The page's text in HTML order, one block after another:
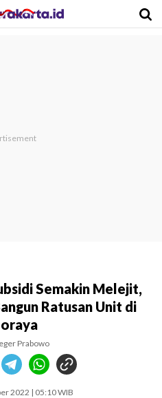
Semakin Melejit,
Ratusan Unit di
Prabowo
2022 | 05:10 WIB